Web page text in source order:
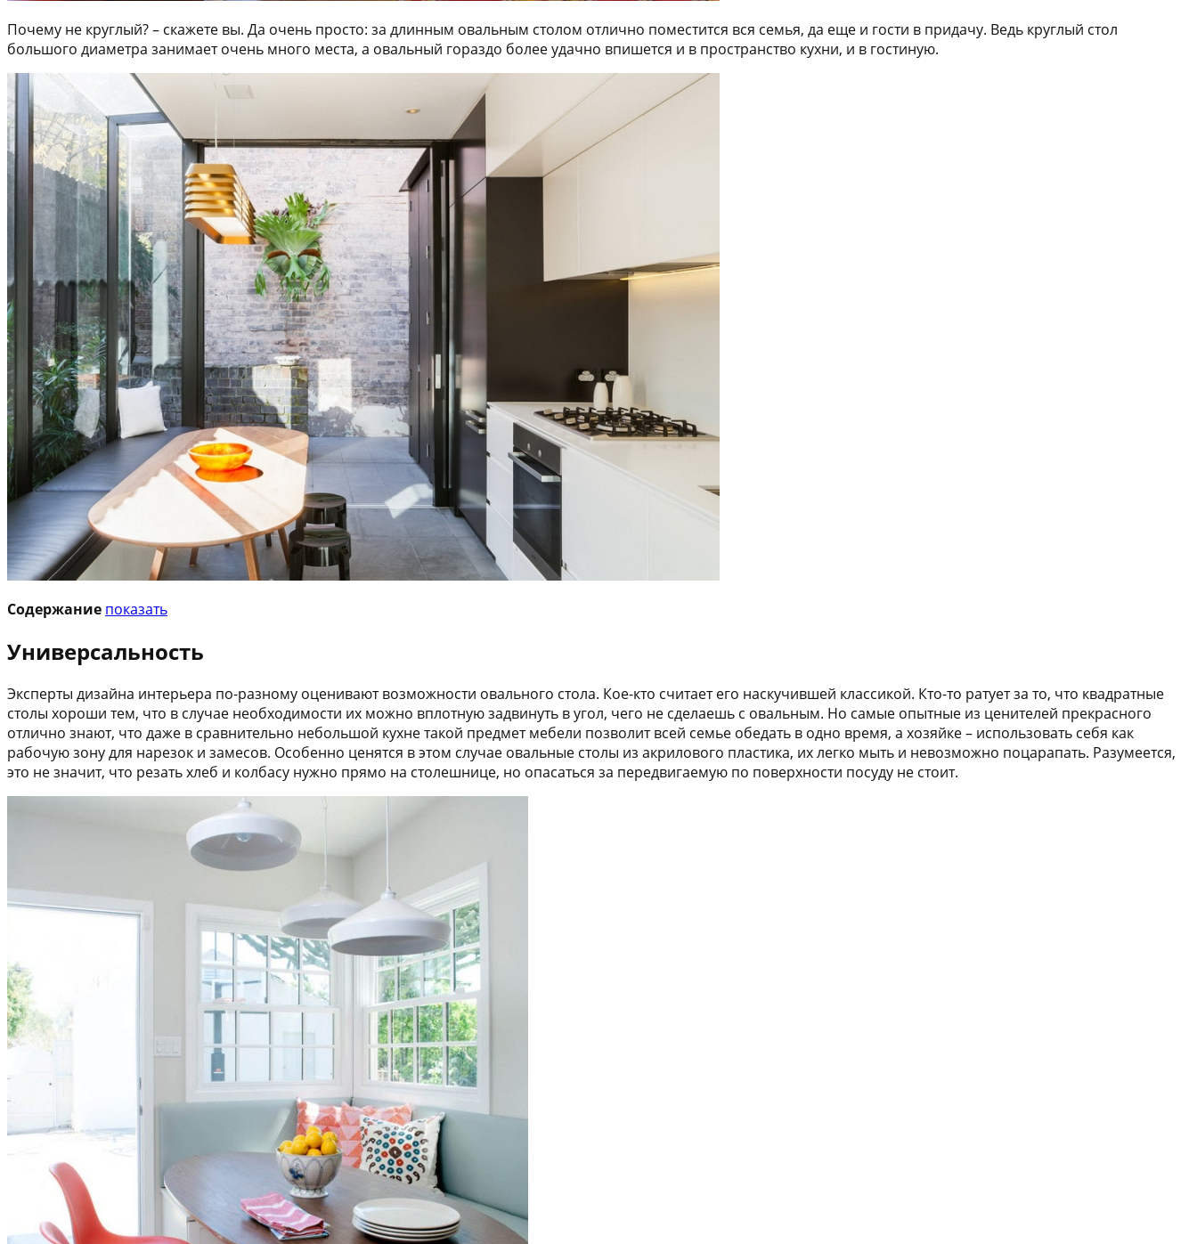
Почему не круглый? – скажете вы. Да очень просто: за длинным овальным столом отлично поместится вся семья, да еще и гости в придачу. Ведь круглый стол
большого диаметра занимает очень много места, а овальный гораздо более удачно впишется и в пространство кухни, и в гостиную.
Содержание показать
Универсальность
Эксперты дизайна интерьера по-разному оценивают возможности овального стола. Кое-кто считает его наскучившей классикой. Кто-то ратует за то, что квадратные
столы хороши тем, что в случае необходимости их можно вплотную задвинуть в угол, чего не сделаешь с овальным. Но самые опытные из ценителей прекрасного
отлично знают, что даже в сравнительно небольшой кухне такой предмет мебели позволит всей семье обедать в одно время, а хозяйке – использовать себя как
рабочую зону для нарезок и замесов. Особенно ценятся в этом случае овальные столы из акрилового пластика, их легко мыть и невозможно поцарапать. Разумеется,
это не значит, что резать хлеб и колбасу нужно прямо на столешнице, но опасаться за передвигаемую по поверхности посуду не стоит.